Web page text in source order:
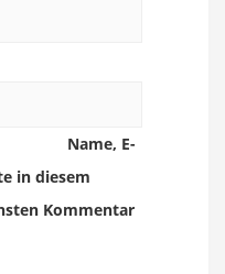
Name, E-
in diesem
Kommentar